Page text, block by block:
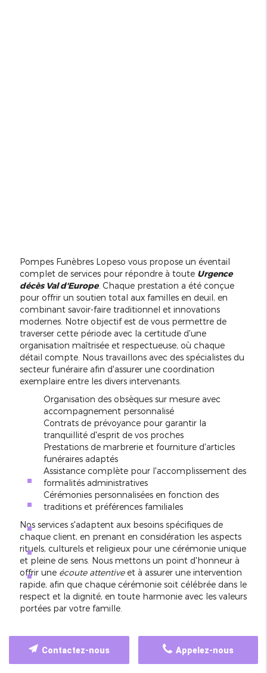
Pompes Funèbres Lopeso vous propose un éventail
complet de services pour répondre à toute Urgence
décès Val d'Europe. Chaque prestation a été conçue
pour offrir un soutien total aux familles en deuil, en
combinant savoir-faire traditionnel et innovations
modernes. Notre objectif est de vous permettre de
traverser cette période avec la certitude d'une
organisation maîtrisée et respectueuse, où chaque
détail compte. Nous travaillons avec des spécialistes du
secteur funéraire afin d'assurer une coordination
exemplaire entre les divers intervenants.
Organisation des obsèques sur mesure avec
accompagnement personnalisé
Contrats de prévoyance pour garantir la
tranquillité d'esprit de vos proches
Prestations de marbrerie et fourniture d'articles
funéraires adaptés
Assistance complète pour l'accomplissement des
formalités administratives
Cérémonies personnalisées en fonction des
traditions et préférences familiales
Nos services s'adaptent aux besoins spécifiques de
chaque client, en prenant en considération les aspects
rituels, culturels et religieux pour une cérémonie unique
et pleine de sens. Nous mettons un point d'honneur à
offrir une écoute attentiveet à assurer une intervention
rapide, afin que chaque cérémonie soit célébrée dans le
respect et la dignité, en toute harmonie avec les valeurs
portées par votre famille.
Appelez-nous
Contactez-nous